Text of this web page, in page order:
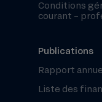
Conditions
courant –
Publications
Rapport
Liste des